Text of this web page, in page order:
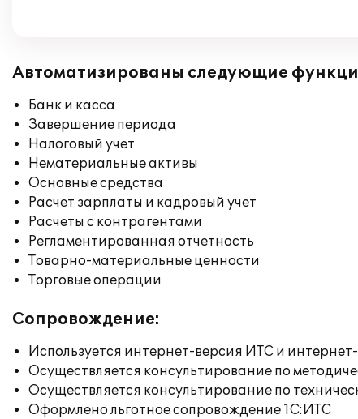
Автоматизированы следующие
Банк и касса
Завершение периода
Налоговый учет
Нематериальные активы
Основные средства
Расчет зарплаты и кадровый учет
Расчеты с контрагентами
Регламентированная отчетность
Товарно-материальные ценности
Торговые операции
Сопровождение:
Используется интернет-версия ИТС и
Осуществляется консультирование по
Осуществляется консультирование по
Оформлено льготное сопровождение 1С:ИТС